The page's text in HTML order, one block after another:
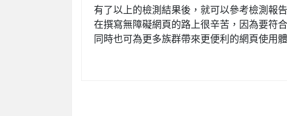
有了以上的檢測結果後，就可以參考檢測報
在撰寫無障礙網頁的路上很辛苦，因為要符
同時也可為更多族群帶來更便利的網頁使用